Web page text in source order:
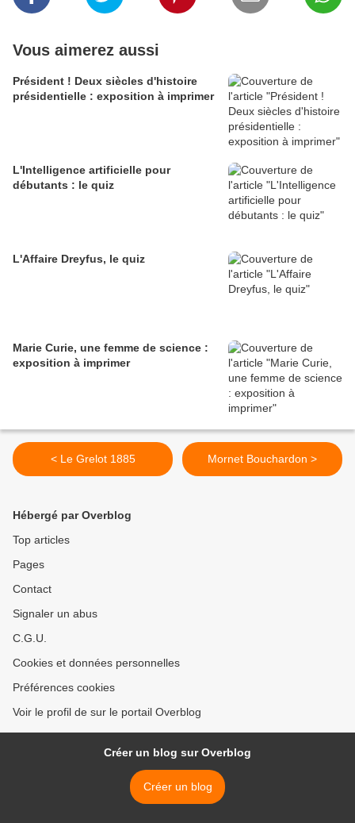
Vous aimerez aussi
Président ! Deux siècles d'histoire
présidentielle : exposition à imprimer
L'Intelligence artificielle pour
débutants : le quiz
L'Affaire Dreyfus, le quiz
Marie Curie, une femme de science :
exposition à imprimer
< Le Grelot 1885 Mornet Bouchardon >
Hébergé par Overblog
Top articles
Pages
Contact
Signaler un abus
C.G.U.
Cookies et données personnelles
Préférences cookies
Voir le profil de sur le portail Overblog
Créer un blog sur Overblog
Créer un blog